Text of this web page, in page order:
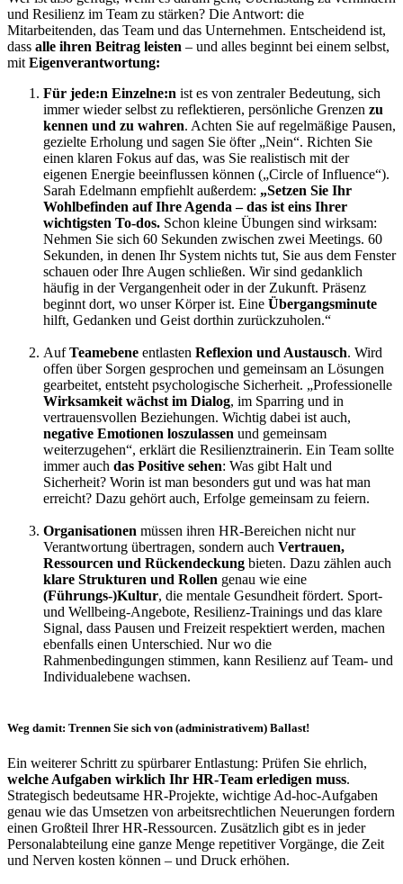
und Resilienz im Team zu stärken? Die Antwort: die
Mitarbeitenden, das Team und das Unternehmen. Entscheidend ist,
dass alle ihren Beitrag leisten – und alles beginnt bei einem selbst,
mit Eigenverantwortung:
Für jede:n Einzelne:n ist es von zentraler Bedeutung, sich
immer wieder selbst zu reflektieren, persönliche Grenzen zu
kennen und zu wahren. Achten Sie auf regelmäßige Pausen,
gezielte Erholung und sagen Sie öfter „Nein“. Richten Sie
einen klaren Fokus auf das, was Sie realistisch mit der
eigenen Energie beeinflussen können („Circle of Influence“).
Sarah Edelmann empfiehlt außerdem: „Setzen Sie Ihr
Wohlbefinden auf Ihre Agenda – das ist eins Ihrer
wichtigsten To-dos. Schon kleine Übungen sind wirksam:
Nehmen Sie sich 60 Sekunden zwischen zwei Meetings. 60
Sekunden, in denen Ihr System nichts tut, Sie aus dem Fenster
schauen oder Ihre Augen schließen. Wir sind gedanklich
häufig in der Vergangenheit oder in der Zukunft. Präsenz
beginnt dort, wo unser Körper ist. Eine Übergangsminute
hilft, Gedanken und Geist dorthin zurückzuholen.“
AufTeamebene entlasten Reflexion und Austausch. Wird
offen über Sorgen gesprochen und gemeinsam an Lösungen
gearbeitet, entsteht psychologische Sicherheit. „Professionelle
Wirksamkeit wächst im Dialog, im Sparring und in
vertrauensvollen Beziehungen. Wichtig dabei ist auch,
negative Emotionen loszulassen und gemeinsam
weiterzugehen“, erklärt die Resilienztrainerin. Ein Team sollte
immer auch das Positive sehen: Was gibt Halt und
Sicherheit? Worin ist man besonders gut und was hat man
erreicht? Dazu gehört auch, Erfolge gemeinsam zu feiern.
Organisationen müssen ihren HR-Bereichen nicht nur
Verantwortung übertragen, sondern auch Vertrauen,
Ressourcen und Rückendeckung bieten. Dazu zählen auch
klare Strukturen und Rollen genau wie eine
(Führungs-)Kultur, die mentale Gesundheit fördert. Sport-
und Wellbeing-Angebote, Resilienz-Trainings und das klare
Signal, dass Pausen und Freizeit respektiert werden, machen
ebenfalls einen Unterschied. Nur wo die
Rahmenbedingungen stimmen, kann Resilienz auf Team- und
Individualebene wachsen.
Weg damit: Trennen Sie sich von (administrativem) Ballast!
Ein weiterer Schritt zu spürbarer Entlastung: Prüfen Sie ehrlich,
welche Aufgaben wirklich Ihr HR-Team erledigen muss.
Strategisch bedeutsame HR-Projekte, wichtige Ad-hoc-Aufgaben
genau wie das Umsetzen von arbeitsrechtlichen Neuerungen fordern
einen Großteil Ihrer HR-Ressourcen. Zusätzlich gibt es in jeder
Personalabteilung eine ganze Menge repetitiver Vorgänge, die Zeit
und Nerven kosten können – und Druck erhöhen.